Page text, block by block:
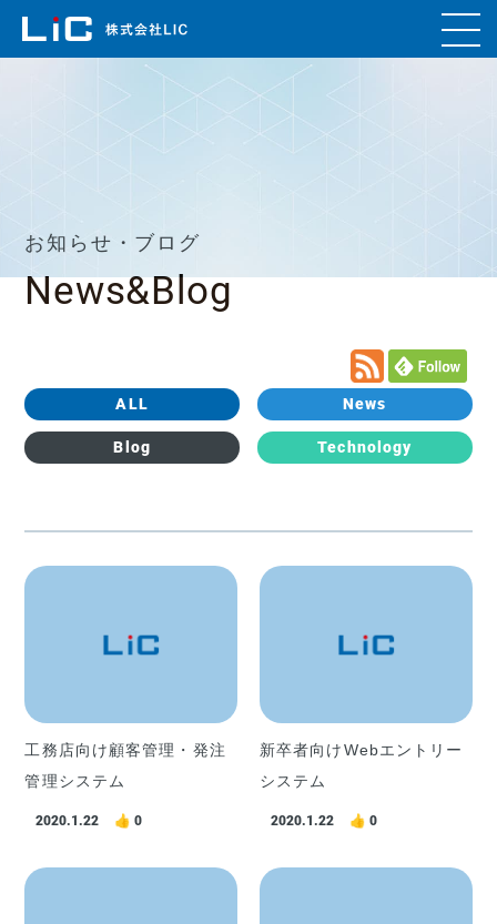
お知らせ・ブログ
News&Blog
ALL News
Blog Technology
工務店向け顧客管理・発注
管理システム
2020.1.22 0
新卒者向けWebエントリー
システム
2020.1.22 0